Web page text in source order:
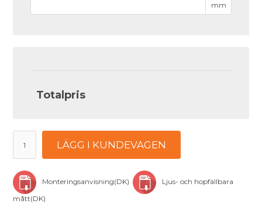
mm
Totalpris
LÄGG I KUNDEVAGEN
Monteringsanvisning(DK)
Ljus- och hopfällbara
mått(DK)